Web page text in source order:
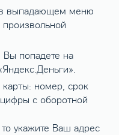
в выпадающем меню
Вы попадете на
номер, срок
с оборотной
укажите Ваш адрес